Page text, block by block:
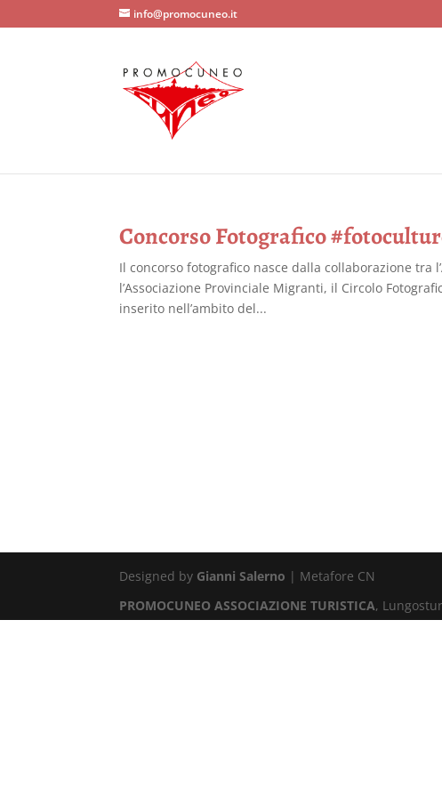
info@promocuneo.it
Concorso Fotografico
Il concorso fotografico nasce dalla collaborazione tra
l’Associazione Provinciale Migranti, il Circolo
inserito nell’ambito del...
Designed by Gianni Salerno | Metafore CN
PROMOCUNEO ASSOCIAZIONE TURISTICA,